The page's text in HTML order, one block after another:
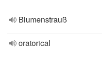
Blumenstrauß
oratorical